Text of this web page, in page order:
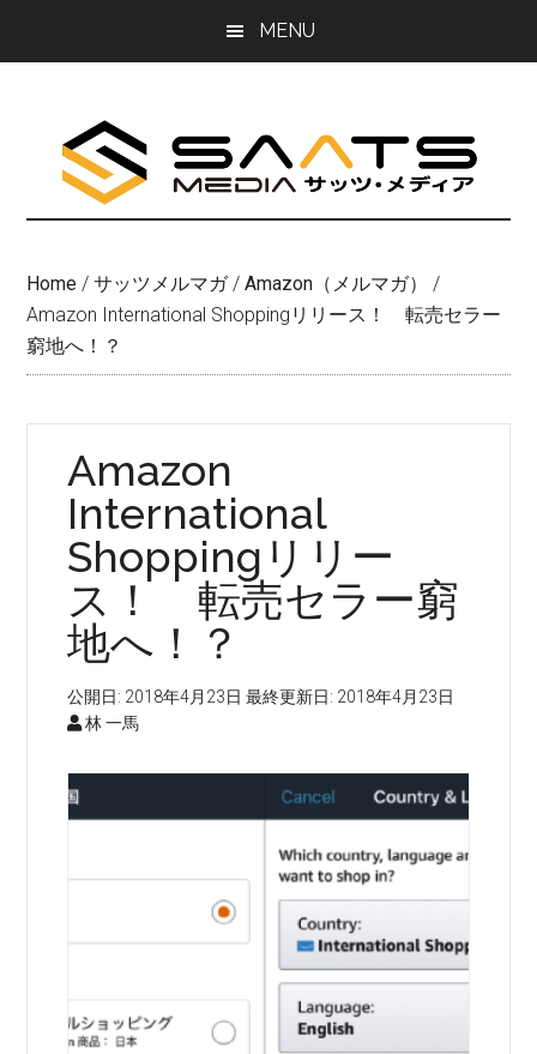
MENU
Home / サッツメルマガ / Amazon（メルマガ）
/
Amazon International Shoppingリリース！ 転売セラー
窮地へ！？
Amazon
International
Shoppingリリー
ス！ 転売セラー窮
地へ！？
公開日: 2018年4月23日 最終更新日: 2018年4月23日
林 一馬